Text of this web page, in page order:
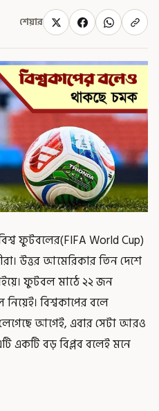
শেয়ার
ফুটবলের(FIFA World Cup)
উত্তর আমেরিকার তিন দেশে
ফুটবল মাঠে ২২ জন
বিশ্বকাপের বলে
আগেই, এবার সেটা আরও
একটি বড় বিপ্লব বলেই মনে